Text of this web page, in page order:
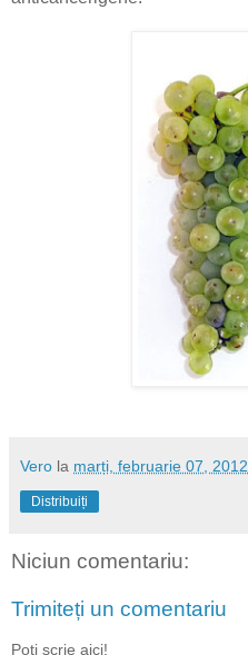
Vero la marți, februarie 07, 2012
Distribuiți
Niciun comentariu:
Trimiteți un comentariu
Poti scrie aici!